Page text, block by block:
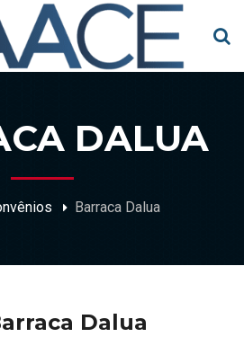
DALUA
Barraca Dalua
Dalua